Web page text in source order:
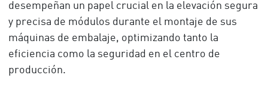
desempeñan un papel crucial en la elevación segura
y precisa de módulos durante el montaje de sus
máquinas de embalaje, optimizando tanto la
eficiencia como la seguridad en el centro de
producción.